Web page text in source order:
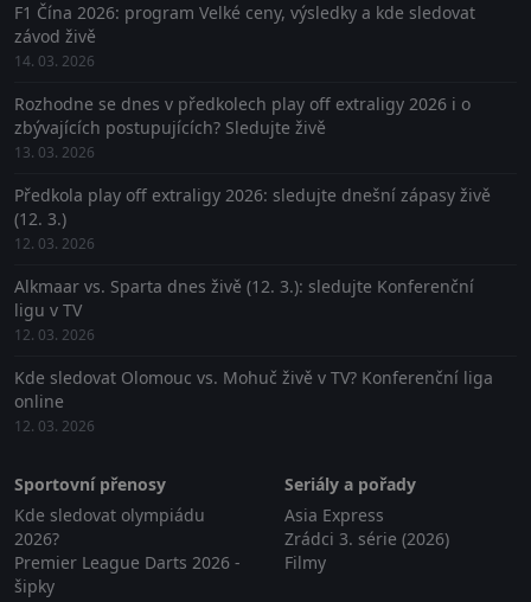
F1 Čína 2026: program Velké ceny, výsledky a kde sledovat
závod živě
14. 03. 2026
Rozhodne se dnes v předkolech play off extraligy 2026 i o
zbývajících postupujících? Sledujte živě
13. 03. 2026
Předkola play off extraligy 2026: sledujte dnešní zápasy živě
(12. 3.)
12. 03. 2026
Alkmaar vs. Sparta dnes živě (12. 3.): sledujte Konferenční
ligu v TV
12. 03. 2026
Kde sledovat Olomouc vs. Mohuč živě v TV? Konferenční liga
online
12. 03. 2026
Sportovní přenosy
Kde sledovat olympiádu
2026?
Premier League Darts 2026 -
šipky
Seriály a pořady
Asia Express
Zrádci 3. série (2026)
Filmy